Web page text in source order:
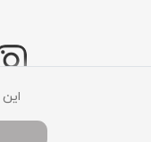
تمامی حقوق برای